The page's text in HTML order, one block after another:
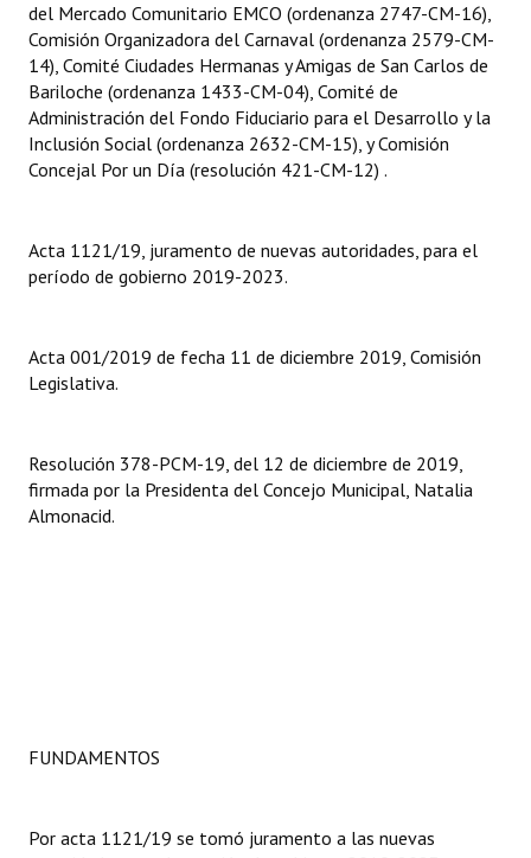
Reconocimientos - Registro
Bariloche, Municipio intercultural
Entrega de distinciones
REFORMA DE LA CARTA ORGÁNICA
del Mercado Comunitario EMCO (ordenanza 2747-CM-16),
Comisión Organizadora del Carnaval (ordenanza 2579-CM-
14), Comité Ciudades Hermanas y Amigas de San Carlos de
Bariloche (ordenanza 1433-CM-04), Comité de
Administración del Fondo Fiduciario para el Desarrollo y la
Inclusión Social (ordenanza 2632-CM-15), y Comisión
Concejal Por un Día (resolución 421-CM-12) .
Acta 1121/19, juramento de nuevas autoridades, para el
período de gobierno 2019-2023.
Acta 001/2019 de fecha 11 de diciembre 2019, Comisión
Legislativa.
Resolución 378-PCM-19, del 12 de diciembre de 2019,
firmada por la Presidenta del Concejo Municipal, Natalia
Almonacid.
FUNDAMENTOS
Por acta 1121/19 se tomó juramento a las nuevas